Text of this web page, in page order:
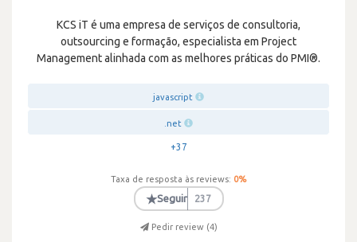
KCS iT é uma empresa de serviços de consultoria,
outsourcing e formação, especialista em Project
Management alinhada com as melhores práticas do PMI®.
javascript
.net
+37
Taxa de resposta às reviews: 0%
★Seguir 237
Pedir review (4)